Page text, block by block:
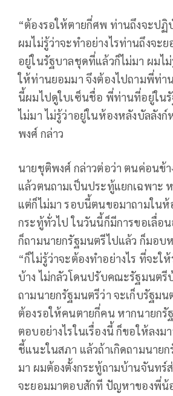
“ต้องรอให้ตายกี่ศพ ท่านถึงจะปฏิ
ผมไม่รู้ว่าจะทำอย่างไรท่านถึงจะ
อยู่ในรัฐบาลชุดที่แล้วก็ไม่มา ผมไม่
ให้ท่านยอมมา จึงต้องไปถามพี่ท่า
นี้ผมไปดูใบเซ็นชื่อ พี่ท่านที่อยู่ใน
ไม่มา ไม่รู้ว่าอยู่ในห้องหลังบัลลัง
พงศ์ กล่าว
นายชุติพงศ์ กล่าวต่อว่า ตนค่อนข้า
แล้วตนถามเป็นประทู้แยกเฉพาะ
แต่ก็ไม่มา รอบนี้ตนขอมาถามใน
กระทู้ทั่วไป ในวันนี้ก็มีการขอเลื่อ
ก็ถามนายกรัฐมนตรีไปแล้ว ก็มอบ
“ก็ไม่รู้ว่าจะต้องทำอย่างไร ที่จะใ
บ้าง ไม่กลัวโดนปรับคณะรัฐมนตรี
ถามนายกรัฐมนตรีว่า จะเก็บรัฐม
ต้องรอให้คนตายกี่คน หากนายกรั
ตอบอย่างไรในเรื่องนี้ ก็ขอให้ลงม
ชี้แนะในสภา แล้วถ้าเกิดถามนาย
มา ผมต้องตั้งกระทู้ถามบ้านจันทร์
จะยอมมาตอบสักที ปัญหาของพี่น้